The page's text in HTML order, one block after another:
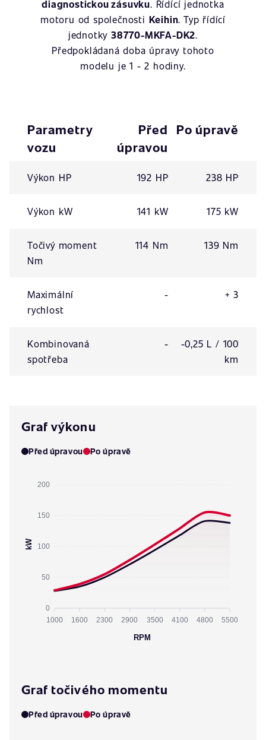
diagnostickou zásuvku. Řídící jednotka
motoru od společnosti Keihin. Typ řídící
jednotky38770-MKFA-DK2.
Předpokládaná doba úpravy tohoto
modelu je 1 - 2 hodiny.
Parametry
vozu
Před
úpravou
Po úpravě
Výkon HP 192 HP 238 HP
Výkon kW 141 kW 175 kW
Točivý moment
Nm
114 Nm 139 Nm
Maximální
rychlost
- + 3
Kombinovaná
spotřeba
-
-0,25 L / 100
km
Graf výkonu
Před úpravou Po úpravě
200
150
100
50
0
kW
1000 1600 2300 2900 3500 4100 4800 5500
RPM
Graf točivého momentu
Před úpravou Po úpravě